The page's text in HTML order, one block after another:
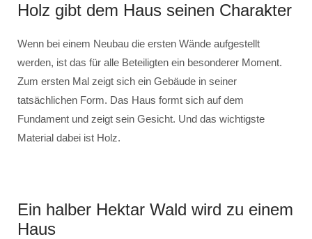
Holz gibt dem Haus seinen Charakter
Wenn bei einem Neubau die ersten Wände aufgestellt
werden, ist das für alle Beteiligten ein besonderer Moment.
Zum ersten Mal zeigt sich ein Gebäude in seiner
tatsächlichen Form. Das Haus formt sich auf dem
Fundament und zeigt sein Gesicht. Und das wichtigste
Material dabei ist Holz.
Ein halber Hektar Wald wird zu einem
Haus